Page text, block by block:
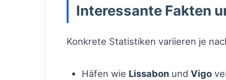
Interessante Fakten
Konkrete Statistiken variieren je
Häfen wie Lissabon und Vigo